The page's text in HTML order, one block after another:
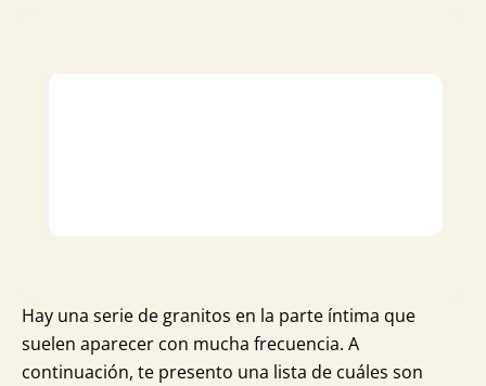
Hay una serie de granitos en la parte íntima que
suelen aparecer con mucha frecuencia. A
continuación, te presento una lista de cuáles son